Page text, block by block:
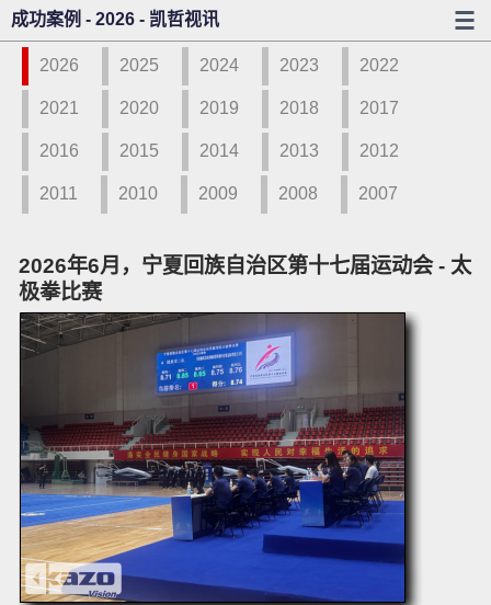
成功案例 - 2026 - 凯哲视讯
2026 2025 2024 2023 2022
2021 2020 2019 2018 2017
2016 2015 2014 2013 2012
2011 2010 2009 2008 2007
2026年6月，宁夏回族自治区第十七届运动会 - 太
极拳比赛